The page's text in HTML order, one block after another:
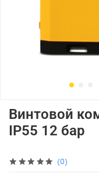
(0)
Винтовой
IP55 12 бар